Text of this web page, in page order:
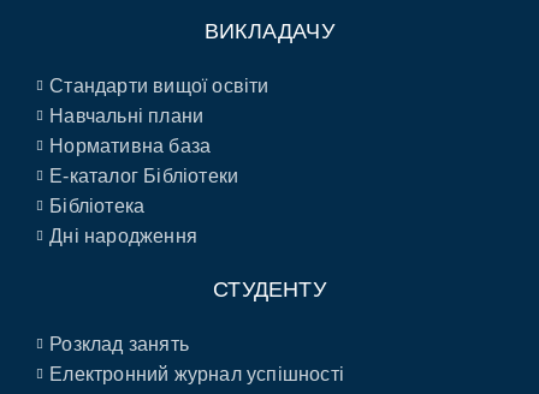
ВИКЛАДАЧУ
Стандарти вищої освіти
Навчальні плани
Нормативна база
E-каталог Бібліотеки
Бібліотека
Дні народження
СТУДЕНТУ
Розклад занять
Електронний журнал успішності